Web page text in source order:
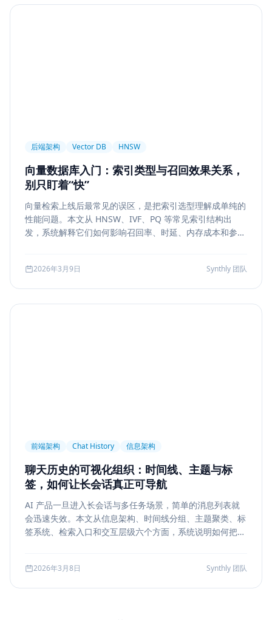
后端架构 Vector DB HNSW
向量数据库入门：索引类型与召回效果关系，
别只盯着“快”
向量检索上线后最常见的误区，是把索引选型理解成单纯的
性能问题。本文从 HNSW、IVF、PQ 等常见索引结构出
发，系统解释它们如何影响召回率、时延、内存成本和参数
2026年3月9日 Synthly 团队
前端架构 Chat History 信息架构
聊天历史的可视化组织：时间线、主题与标
签，如何让长会话真正可导航
AI 产品一旦进入长会话与多任务场景，简单的消息列表就
会迅速失效。本文从信息架构、时间线分组、主题聚类、标
签系统、检索入口和交互层级六个方面，系统说明如何把聊
2026年3月8日 Synthly 团队